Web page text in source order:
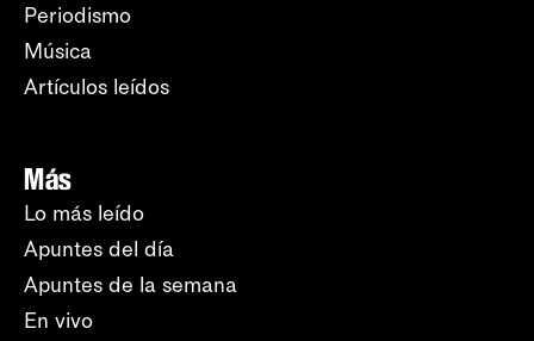
Periodismo
Música
Artículos leídos
Más
Lo más leído
Apuntes del día
Apuntes de la semana
En vivo